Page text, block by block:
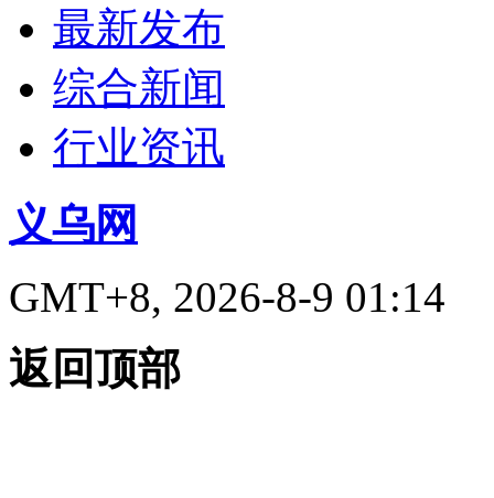
最新发布
综合新闻
行业资讯
义乌网
GMT+8, 2026-8-9 01:14
返回顶部